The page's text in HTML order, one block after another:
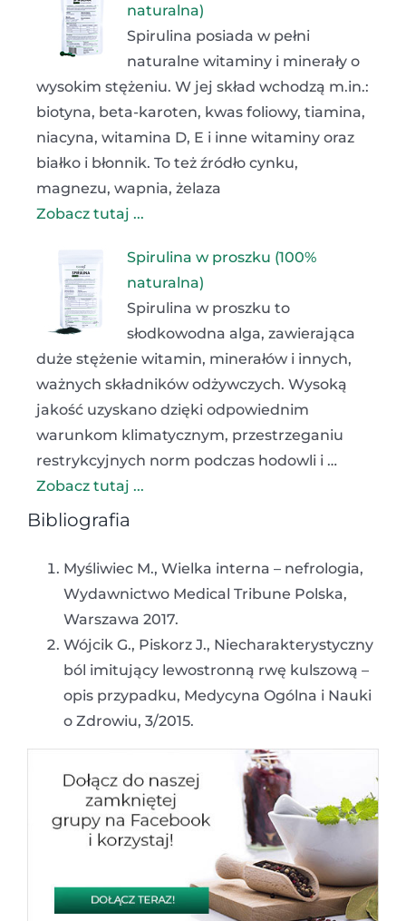
naturalna)
Spirulina posiada w pełni
naturalne witaminy i minerały o
wysokim stężeniu. W jej skład wchodzą m.in.:
biotyna, beta-karoten, kwas foliowy, tiamina,
niacyna, witamina D, E i inne witaminy oraz
białko i błonnik. To też źródło cynku,
magnezu, wapnia, żelaza
Zobacz tutaj ...
Spirulina w proszku (100%
naturalna)
Spirulina w proszku to
słodkowodna alga, zawierająca
duże stężenie witamin, minerałów i innych,
ważnych składników odżywczych. Wysoką
jakość uzyskano dzięki odpowiednim
warunkom klimatycznym, przestrzeganiu
restrykcyjnych norm podczas hodowli i …
Zobacz tutaj ...
Bibliografia
Myśliwiec M., Wielka interna – nefrologia,
Wydawnictwo Medical Tribune Polska,
Warszawa 2017.
Wójcik G., Piskorz J., Niecharakterystyczny
ból imitujący lewostronną rwę kulszową –
opis przypadku, Medycyna Ogólna i Nauki
o Zdrowiu, 3/2015.